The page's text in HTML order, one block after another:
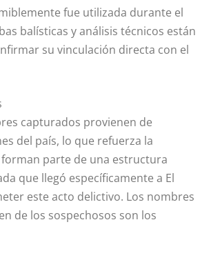
fue utilizada durante el
balísticas y análisis técnicos están
su vinculación directa con el
capturados provienen de
del país, lo que refuerza la
parte de una estructura
que llegó específicamente a El
este acto delictivo. Los nombres
de los sospechosos son los